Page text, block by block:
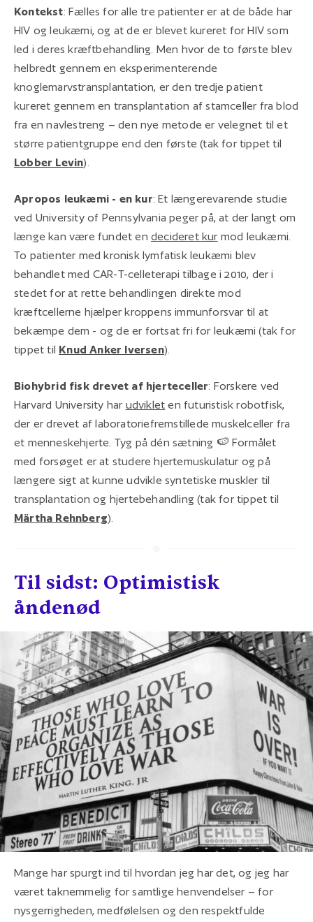
Kontekst: Fælles for alle tre patienter er at de både har
HIV og leukæmi, og at de er blevet kureret for HIV som
led i deres kræftbehandling. Men hvor de to første blev
helbredt gennem en eksperimenterende
knoglemarvstransplantation, er den tredje patient
kureret gennem en transplantation af stamceller fra blod
fra en navlestreng – den nye metode er velegnet til et
større patientgruppe end den første (tak for tippet til
Lobber Levin).
Apropos leukæmi - en kur: Et længerevarende studie
ved University of Pennsylvania peger på, at der langt om
længe kan være fundet en decideret kurmod leukæmi.
To patienter med kronisk lymfatisk leukæmi blev
behandlet med CAR-T-celleterapi tilbage i 2010, der i
stedet for at rette behandlingen direkte mod
kræftcellerne hjælper kroppens immunforsvar til at
bekæmpe dem - og de er fortsat fri for leukæmi (tak for
tippet til Knud Anker Iversen).
Biohybrid fisk drevet af hjerteceller: Forskere ved
Harvard University har udviklet en futuristisk robotfisk,
der er drevet af laboratoriefremstillede muskelceller fra
et menneskehjerte. Tyg på dén sætning 🍉 Formålet
med forsøget er at studere hjertemuskulatur og på
længere sigt at kunne udvikle syntetiske muskler til
transplantation og hjertebehandling (tak for tippet til
Märtha Rehnberg).
Til sidst: Optimistisk
åndenød
Mange har spurgt ind til hvordan jeg har det, og jeg har
været taknemmelig for samtlige henvendelser – for
nysgerrigheden, medfølelsen og den respektfulde